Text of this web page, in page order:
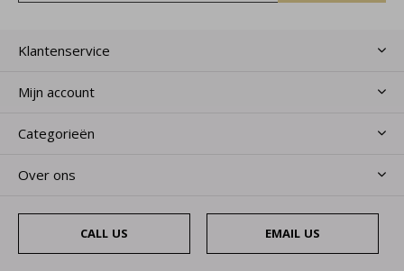
Klantenservice
Mijn account
Categorieën
Over ons
CALL US EMAIL US